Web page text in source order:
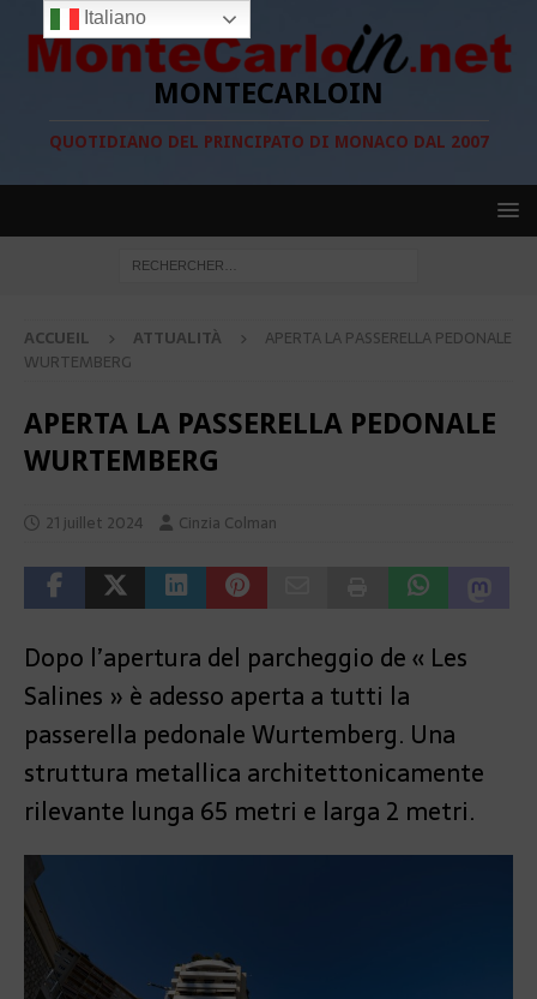
MONTECARLOIN
QUOTIDIANO DEL PRINCIPATO DI MONACO DAL 2007
ACCUEIL ATTUALITÀ
APERTA LA PASSERELLA PEDONALE
WURTEMBERG
APERTA LA PASSERELLA PEDONALE
WURTEMBERG
21 juillet 2024 Cinzia Colman
Dopo l’apertura del parcheggio de « Les
Salines » è adesso aperta a tutti la
passerella pedonale Wurtemberg. Una
struttura metallica architettonicamente
rilevante lunga 65 metri e larga 2 metri.
Italiano